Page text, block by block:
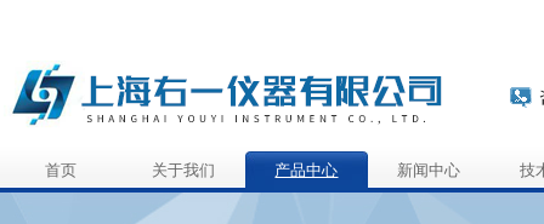
首页 关于我们 产品中心 新闻中心 技